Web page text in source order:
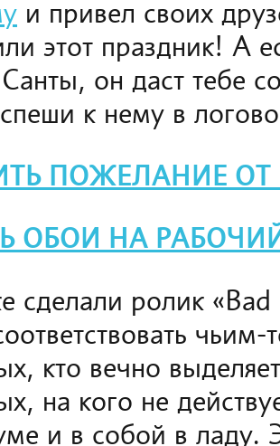
и привел своих
этот праздник! А
он даст тебе
к нему в
ПОЖЕЛАНИЕ
ОБОИ НА
сделали ролик «Bad
кто вечно
на кого не
и в собой в ладу.